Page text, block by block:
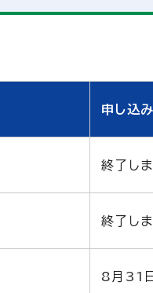
申し込
終了し
終了し
8月31日